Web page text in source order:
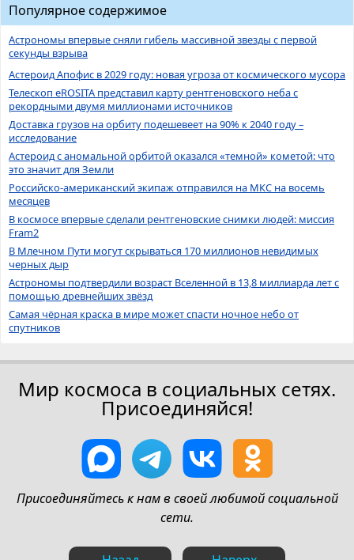
Популярное содержимое
Астрономы впервые сняли гибель массивной звезды с первой
секунды взрыва
Астероид Апофис в 2029 году: новая угроза от космического мусора
Телескоп eROSITA представил карту рентгеновского неба с
рекордными двумя миллионами источников
Доставка грузов на орбиту подешевеет на 90% к 2040 году –
исследование
Астероид с аномальной орбитой оказался «темной» кометой: что
это значит для Земли
Российско-американский экипаж отправился на МКС на восемь
месяцев
В космосе впервые сделали рентгеновские снимки людей: миссия
Fram2
В Млечном Пути могут скрываться 170 миллионов невидимых
черных дыр
Астрономы подтвердили возраст Вселенной в 13,8 миллиарда лет с
помощью древнейших звёзд
Самая чёрная краска в мире может спасти ночное небо от
спутников
Мир космоса в социальных сетях.
Присоединяйся!
Присоединяйтесь к нам в своей любимой социальной
сети.